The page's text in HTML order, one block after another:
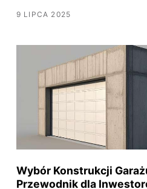
9 LIPCA 2025
Wybór Konstrukcji
Przewodnik dla